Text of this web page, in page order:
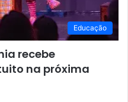
Educação
recebe
na próxima